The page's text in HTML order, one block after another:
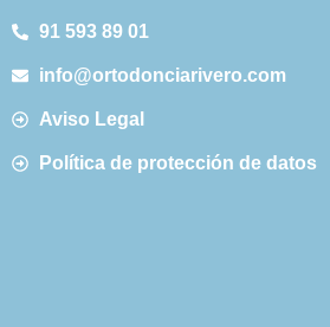
91 593 89 01
info@ortodonciarivero.com
Aviso Legal
Política de protección de datos